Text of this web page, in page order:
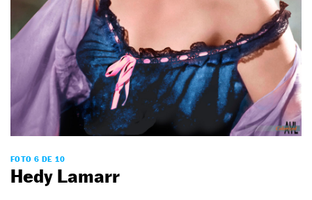
FOTO 6 DE 10
Hedy Lamarr